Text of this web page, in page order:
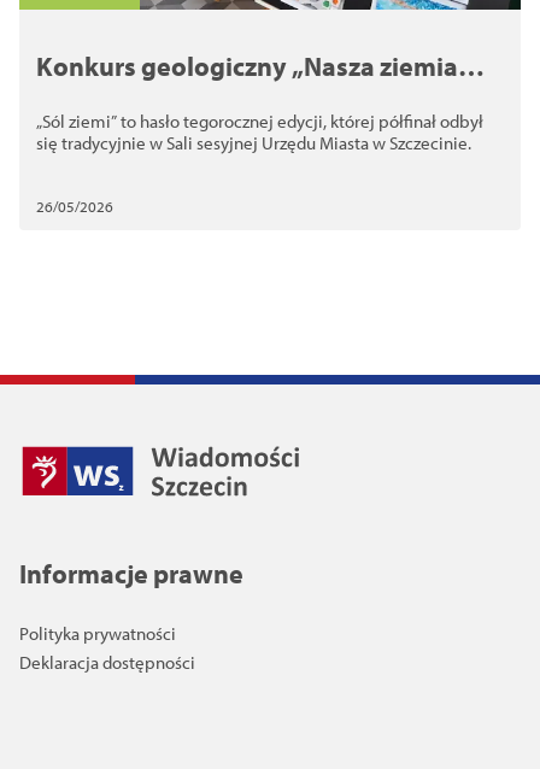
Konkurs geologiczny „Nasza ziemia
„Sól ziemi” to hasło tegorocznej edycji, której półfinał odbył
się tradycyjnie w Sali sesyjnej Urzędu Miasta w Szczecinie.
26/05/2026
Informacje prawne
Polityka prywatności
Deklaracja dostępności